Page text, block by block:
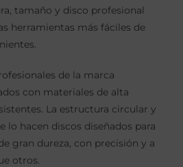
tamaño y disco profesional
herramientas más fáciles de
de la marca
con materiales de alta
La estructura circular y
lo hacen discos diseñados para
gran dureza, con precisión y a
otros.